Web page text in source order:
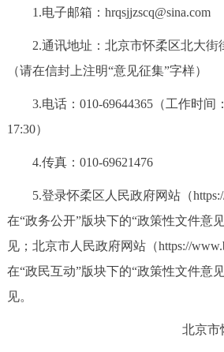
图说北京
ENGLISH
ESPAÑOL العربية
1.电子邮箱：hrqsjjzscq@sina.com
2.通讯地址：北京市怀柔区北大街
（请在信封上注明“意见征集”字样）
3.电话：010-69644365（工作时间：
17:30）
4.传真：010-69621476
5.登录怀柔区人民政府网站（https://
在“政务公开”版块下的“政策性文件意
见；北京市人民政府网站（https://
在“政民互动”版块下的“政策性文件意
见。
北京市